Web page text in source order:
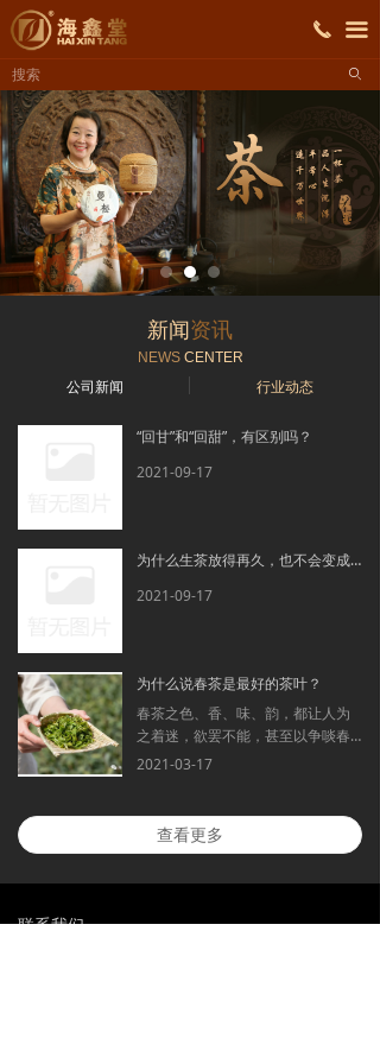
끅 끀
首页
关于海鑫堂
产品展示
招商加盟
新闻资讯
联系我们
ꄙ
新闻 资讯
NEWS CENTER
公司新闻 行业动态
“回甘”和“回甜”，有区别吗？
2021-09-17
为什么生茶放得再久，也不会变成熟茶？
2021-09-17
为什么说春茶是最好的茶叶？
春茶之色、香、味、韵，都让人为
之着迷，欲罢不能，甚至以争啖春
茶为雅之极致
2021-03-17
查看更多
联系我们